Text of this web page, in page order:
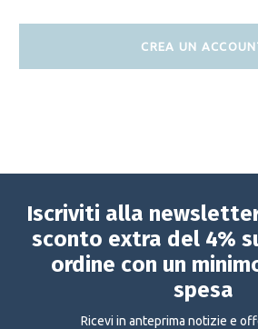
CREA UN
Iscriviti alla
sconto extra del 4%
ordine con un
spesa
Ricevi in anteprima notizie e